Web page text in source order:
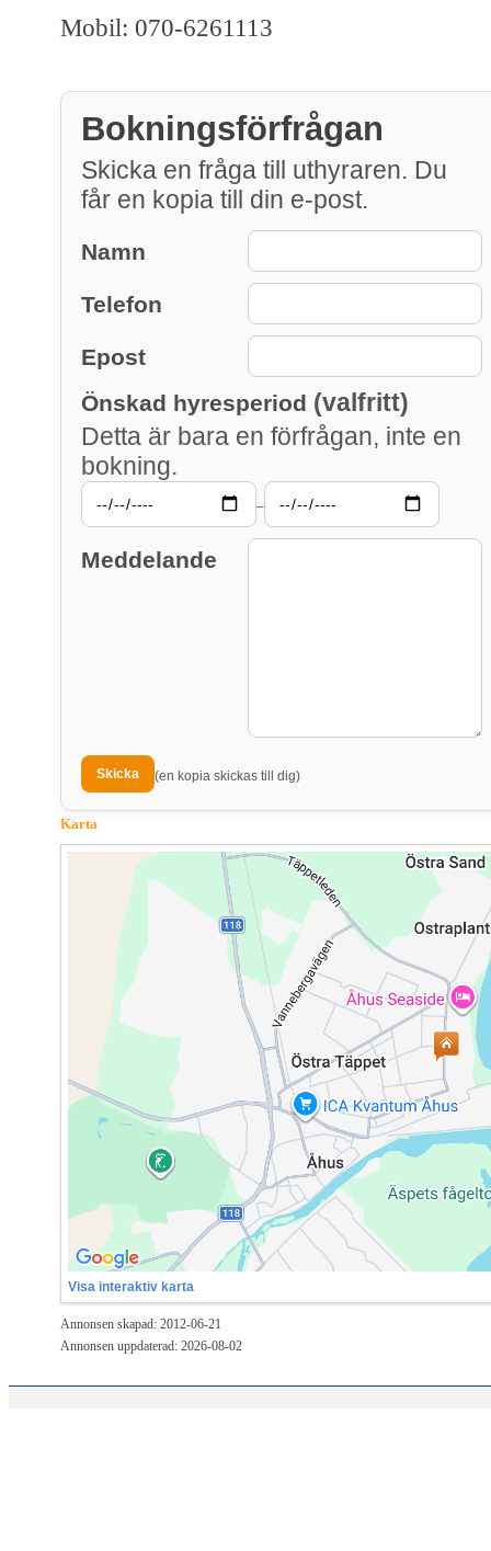
Mobil: 070-6261113
Bokningsförfrågan
Skicka en fråga till uthyraren. Du
får en kopia till din e-post.
Namn
Telefon
Epost
Önskad hyresperiod (valfritt)
Detta är bara en förfrågan, inte en
bokning.
–
Meddelande
(en kopia skickas till dig)
Karta
Visa interaktiv karta
Annonsen skapad: 2012-06-21
Annonsen uppdaterad: 2026-08-02